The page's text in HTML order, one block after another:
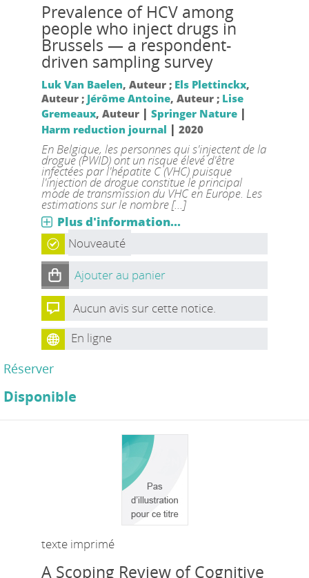
Prevalence of HCV among
people who inject drugs in
Brussels — a respondent-
driven sampling survey
Luk Van Baelen, Auteur ; Els Plettinckx,
Auteur ; Jérôme Antoine, Auteur ; Lise
Gremeaux, Auteur | Springer Nature|
Harm reduction journal | 2020
En Belgique, les personnes qui s'injectent de la
drogue (PWID) ont un risque élevé d'être
infectées par l'hépatite C (VHC) puisque
l'injection de drogue constitue le principal
mode de transmission du VHC en Europe. Les
estimations sur le nombre [...]
Plus d'information...
Nouveauté
Ajouter au panier
Aucun avis sur cette notice.
En ligne
Réserver
Disponible
texte imprimé
A Scoping Review of Cognitive